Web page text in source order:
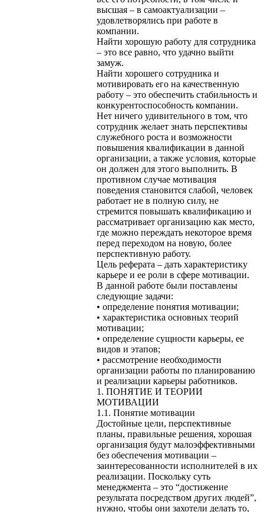
высшая – в самоактуализации –
удовлетворялись при работе в
компании.
Найти хорошую работу для сотрудника
– это все равно, что удачно выйти
замуж.
Найти хорошего сотрудника и
мотивировать его на качественную
работу – это обеспечить стабильность и
конкурентоспособность компании.
Нет ничего удивительного в том, что
сотрудник желает знать перспективы
служебного роста и возможности
повышения квалификации в данной
организации, а также условия, которые
он должен для этого выполнить. В
противном случае мотивация
поведения становится слабой, человек
работает не в полную силу, не
стремится повышать квалификацию и
рассматривает организацию как место,
где можно переждать некоторое время
перед переходом на новую, более
перспективную работу.
Цель реферата – дать характеристику
карьере и ее роли в сфере мотивации.
В данной работе были поставлены
следующие задачи:
• определение понятия мотивации;
• характеристика основных теорий
мотивации;
• определение сущности карьеры, ее
видов и этапов;
• рассмотрение необходимости
организации работы по планированию
и реализации карьеры работников.
1. ПОНЯТИЕ И ТЕОРИИ
МОТИВАЦИИ
1.1. Понятие мотивации
Достойные цели, перспективные
планы, правильные решения, хорошая
организация будут малоэффективными
без обеспечения мотивации –
заинтересованности исполнителей в их
реализации. Поскольку суть
менеджмента – это “достижение
результата посредством других людей”,
нужно, чтобы они захотели делать то,